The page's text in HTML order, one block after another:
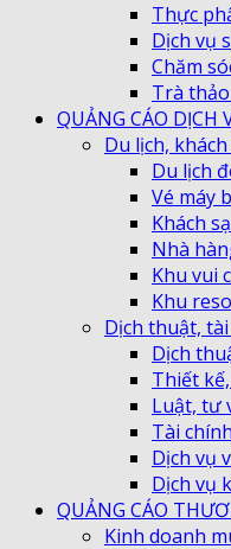
Thực
Dịch vụ
Chăm
Trà
QUẢNG CÁO DỊCH
Du lịch,
Du lịch
Vé máy
Khách
Nhà
Khu vui
Khu
Dịch thuật,
Dịch
Thiết
Luật, tư
Tài
Dịch vụ
Dịch vụ
QUẢNG CÁO
Kinh doanh